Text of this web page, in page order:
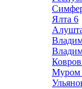
Ялта 6
Ковров
Муром